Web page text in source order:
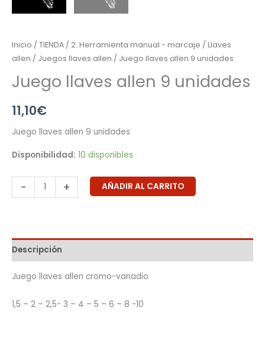
Inicio / TIENDA / 2. Herramienta manual - marcaje / Llaves
allen / Juegos llaves allen / Juego llaves allen 9 unidades
Juego llaves allen 9 unidades
11,10€
Juego llaves allen 9 unidades
Disponibilidad: 10 disponibles
- + AÑADIR AL CARRITO
Descripción
Juego llaves allen cromo-vanadio
1,5 – 2 – 2,5- 3 – 4 – 5 – 6 – 8 -10